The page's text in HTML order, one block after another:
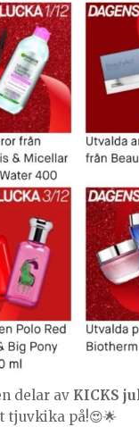
delar av KICKS
tjuvkika på!😍🌟